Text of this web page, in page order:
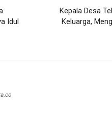
Idul
Kepala Desa
Keluarga,